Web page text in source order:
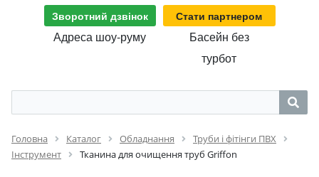
Зворотний дзвінок Стати партнером
Адреса шоу-руму
Басейн без
турбот
Головна Каталог Обладнання
Труби і фітінги ПВХ
Інструмент
Тканина для очищення труб Griffon